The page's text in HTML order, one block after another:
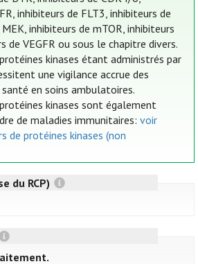
inhibiteurs de FLT3, inhibiteurs de
inhibiteurs de mTOR, inhibiteurs
de VEGFR ou sous le chapitre divers.
kinases étant administrés par
une vigilance accrue des
en soins ambulatoires.
kinases sont également
de maladies immunitaires:voir
de protéines kinases (non
du RCP)